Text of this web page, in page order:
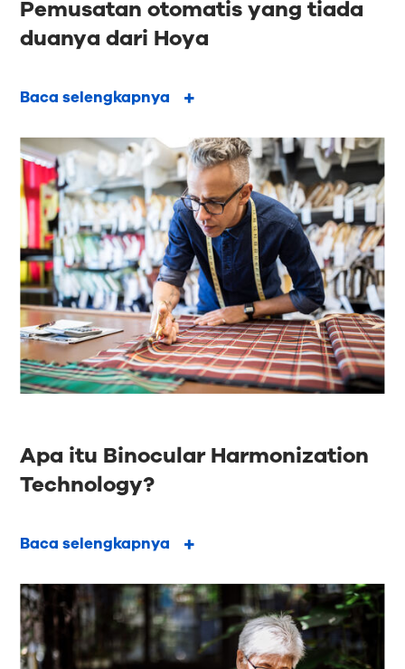
Pemusatan otomatis yang tiada
duanya dari Hoya
Baca selengkapnya
Apa itu Binocular Harmonization
Technology?
Baca selengkapnya